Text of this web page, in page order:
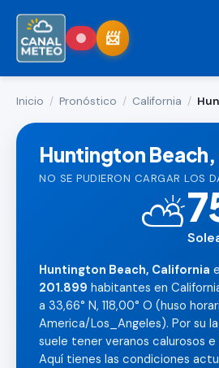
Inicio / Pronóstico / California /
Huntington
NO SE PUDIERON CARGAR LOS
⛅
Huntington Beach, California
201.899 habitantes en
a 33,66° N, 118,00° O (huso
America/Los_Angeles). Por su
suele tener veranos calurosos e
Aquí tienes las condiciones